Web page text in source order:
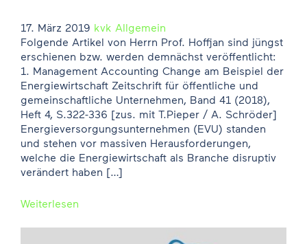
17. März 2019 kvk Allgemein
Folgende Artikel von Herrn Prof. Hoffjan sind jüngst
erschienen bzw. werden demnächst veröffentlicht:
1. Management Accounting Change am Beispiel der
Energiewirtschaft Zeitschrift für öffentliche und
gemeinschaftliche Unternehmen, Band 41 (2018),
Heft 4, S.322-336 [zus. mit T.Pieper / A. Schröder]
Energieversorgungsunternehmen (EVU) standen
und stehen vor massiven Herausforderungen,
welche die Energiewirtschaft als Branche disruptiv
verändert haben […]
Weiterlesen